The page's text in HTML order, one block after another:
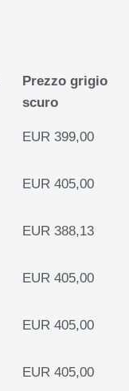
Prezzo grigio
scuro
EUR 399,00
EUR 405,00
EUR 388,13
EUR 405,00
EUR 405,00
EUR 405,00